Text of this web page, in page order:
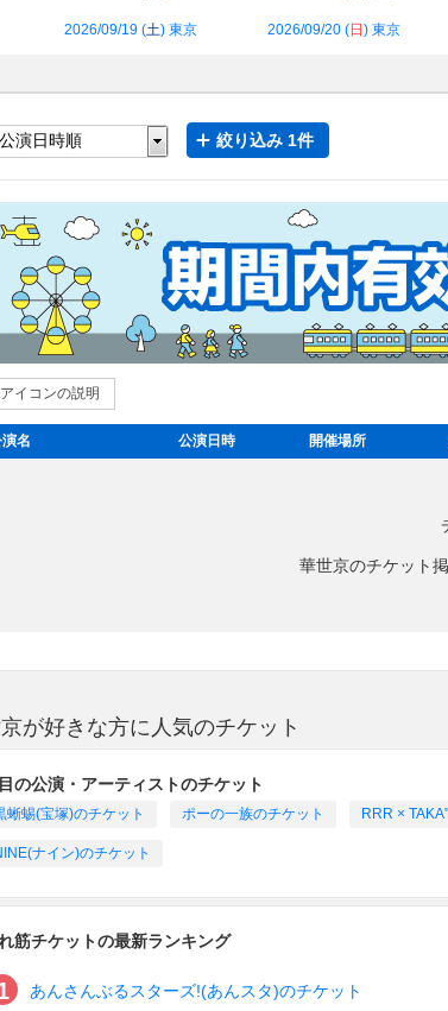
2026/09/19 (土) 東京 2026/09/20 (日 ) 東京
絞り込み 1件
アイコンの説明
名 公演日時 開催場所
華世京のチケット
が好きな方に人気のチケット
の公演・アーティストのチケット
蜥蜴(宝塚)のチケット ポーの一族のチケット RRR ×
ナイン)のチケット
筋チケットの最新ランキング
あんさんぶるスターズ!(あんスタ)のチケット